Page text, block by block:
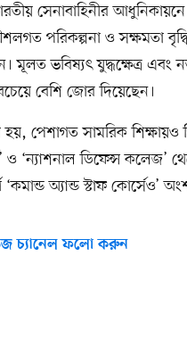
সেনাবাহিনীর
পরিকল্পনা ও সক্ষমতা
ভবিষ্যৎ যুদ্ধক্ষেত্র এবং
বেশি জোর দিয়েছেন।
পেশাগত সামরিক শিক্ষায়ও
ও ‘ন্যাশনাল ডিফেন্স কলেজ’
অ্যান্ড স্টাফ কোর্সেও’
চ্যানেল ফলো করুন